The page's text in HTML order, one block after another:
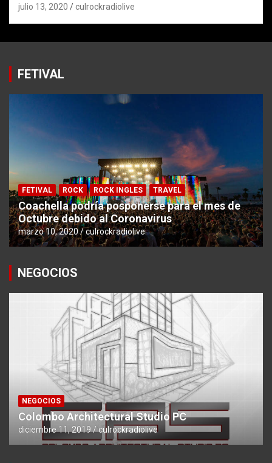
julio 13, 2020 culrockradiolive
FETIVAL
FETIVAL ROCK ROCK INGLES TRAVEL
Coachella podría posponerse para el mes de
Octubre debido al Coronavirus
marzo 10, 2020 culrockradiolive
NEGOCIOS
NEGOCIOS
Colombo Architectural Studio PC
diciembre 11, 2019 culrockradiolive